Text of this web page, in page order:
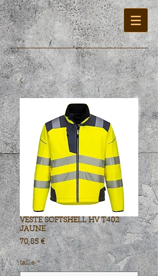
VESTE SOFTSHELL HV T402
JAUNE
70,85 €Prix
taille *